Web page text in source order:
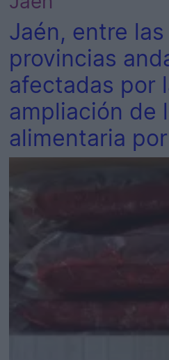
Jaén, entre las
provincias
afectadas por
ampliación de
alimentaria